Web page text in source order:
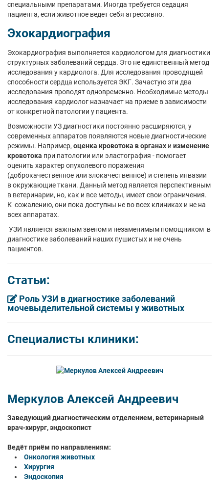
специальными препаратами. Иногда требуется седация
пациента, если животное ведет себя агрессивно.
Эхокардиография
Эхокардиография выполняется кардиологом для диагностики
структурных заболеваний сердца. Это не единственный метод
исследования у кардиолога. Для исследования проводящей
способности сердца используется ЭКГ. Зачастую эти два
исследования проводят одновременно. Необходимые методы
исследования кардиолог назначает на приеме в зависимости
от конкретной патологии у пациента.
Возможности УЗ диагностики постоянно расширяются, у
современных аппаратов появляются новые диагностические
режимы. Например, оценка кровотока в органах и изменение
кровотока при патологии или эластография - помогает
оценить характер опухолевого поражения
(доброкачественное или злокачественное) и степень инвазии
в окружающие ткани. Данный метод является перспективным
в ветеринарии, но, как и все методы, имеет свои ограничения.
К сожалению, они пока доступны не во всех клиниках и не на
всех аппаратах.
УЗИ является важным звеном и незаменимым помощником в
диагностике заболеваний наших пушистых и не очень
пациентов.
Cтатьи:
Роль УЗИ в диагностике заболеваний
мочевыделительной системы у животных
Специалисты клиники:
Меркулов Алексей Андреевич
Заведующий диагностическим отделением, ветеринарный
врач-хирург, эндоскопист
Ведёт приём по направлениям:
Онкология животных
Хирургия
Эндоскопия